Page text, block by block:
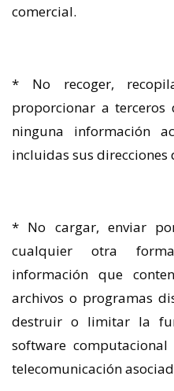
comercial.
* No recoger,
proporcionar a terceros
ninguna información
incluidas sus direcciones
* No cargar, enviar
cualquier otra
información que
archivos o programas
destruir o limitar la
software
telecomunicación